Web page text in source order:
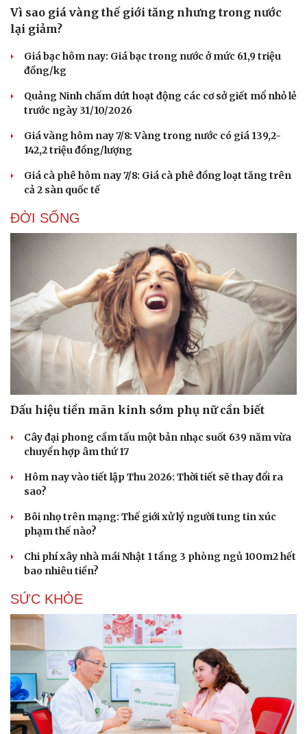
Văn hóa
Sân khấu - Điện ảnh
Văn học
Di sản
Giải trí
Nghệ sĩ
Thời trang
Sao Việt
Vì sao giá vàng thế giới tăng nhưng trong nước
lại giảm?
Giá bạc hôm nay: Giá bạc trong nước ở mức 61,9 triệu
đồng/kg
Quảng Ninh chấm dứt hoạt động các cơ sở giết mổ nhỏ lẻ
trước ngày 31/10/2026
Giá vàng hôm nay 7/8: Vàng trong nước có giá 139,2-
142,2 triệu đồng/lượng
Giá cà phê hôm nay 7/8: Giá cà phê đồng loạt tăng trên
cả 2 sàn quốc tế
ĐỜI SỐNG
Dấu hiệu tiền mãn kinh sớm phụ nữ cần biết
Cây đại phong cầm tấu một bản nhạc suốt 639 năm vừa
chuyển hợp âm thứ 17
Hôm nay vào tiết lập Thu 2026: Thời tiết sẽ thay đổi ra
sao?
Bôi nhọ trên mạng: Thế giới xử lý người tung tin xúc
phạm thế nào?
Chi phí xây nhà mái Nhật 1 tầng 3 phòng ngủ 100m2 hết
bao nhiêu tiền?
SỨC KHỎE